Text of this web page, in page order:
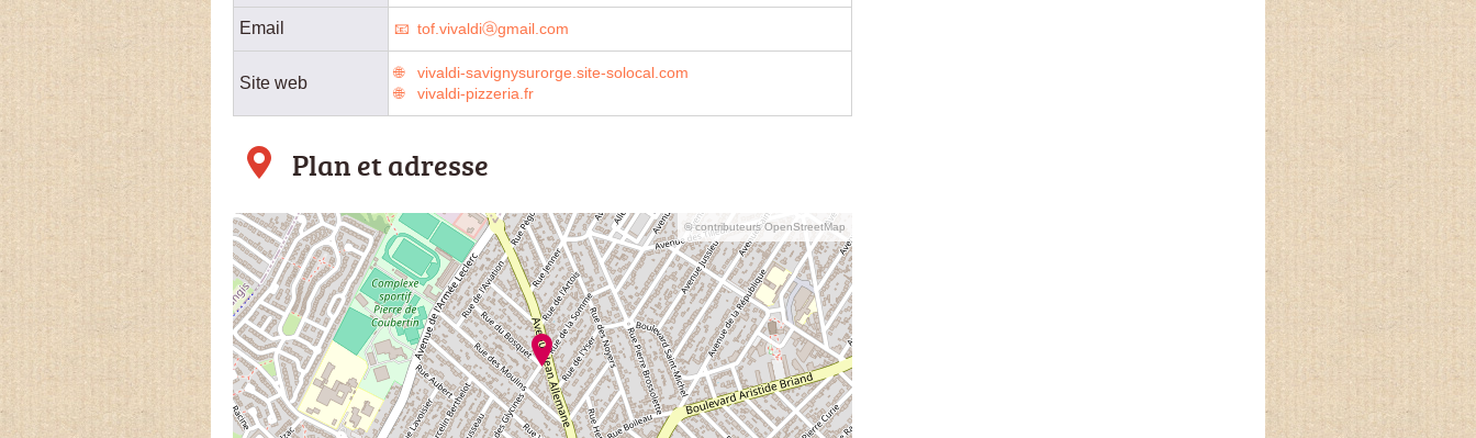
Email tof.vivaldiⓐgmail.com
Site web
vivaldi-savignysurorge.site-solocal.com
vivaldi-pizzeria.fr
Plan et adresse
© contributeurs OpenStreetMap